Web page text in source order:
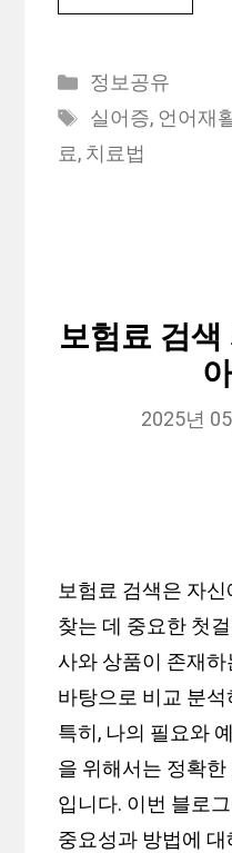
Categories
정보공유
Tags
실어증, 언어재
료, 치료법
보험료 검
2025년
보험료 검색은 자
찾는 데 중요한 첫
사와 상품이 존재
바탕으로 비교 분
특히, 나의 필요와
을 위해서는 정확
입니다. 이번 블로
중요성과 방법에